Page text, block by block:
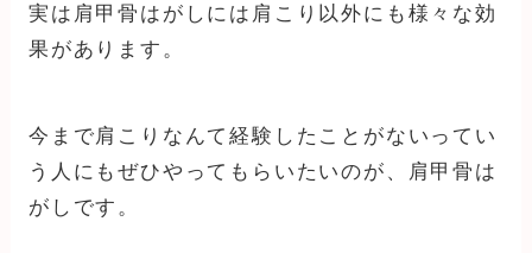
実は肩甲骨はがしには肩こり以外にも様々な効
果があります。
今まで肩こりなんて経験したことがないってい
う人にもぜひやってもらいたいのが、肩甲骨は
がしです。